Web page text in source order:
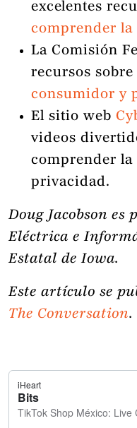
excelentes
comprender la
La Comisión
recursos sobre
consumidor y
El sitio web
videos
comprender la
privacidad.
Doug Jacobson es
Eléctrica e
Estatal de Iowa.
Este artículo se
The Conversation.